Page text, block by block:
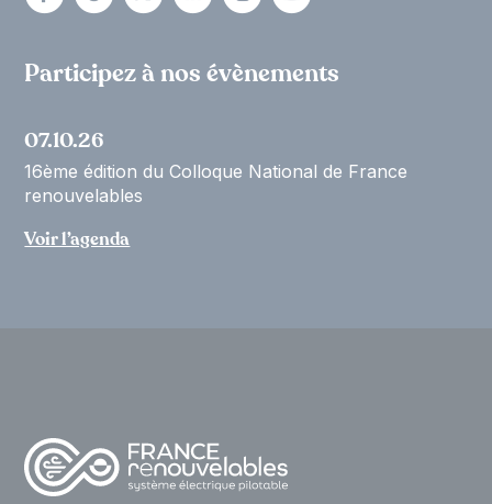
Participez à nos évènements
07.10.26
16ème édition du Colloque National de France
renouvelables
Voir l’agenda